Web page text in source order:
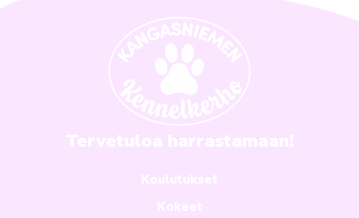
Tervetuloa harrastamaan!
Koulutukset
Kokeet